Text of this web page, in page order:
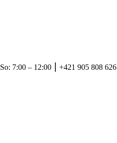
7:00 – 12:00 ⎮ +421 905 808 626